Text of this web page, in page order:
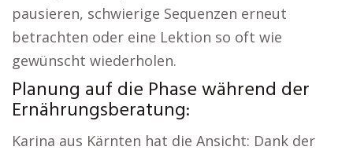
pausieren, schwierige Sequenzen erneut
betrachten oder eine Lektion so oft wie
gewünscht wiederholen.
Planung auf die Phase während der
Ernährungsberatung:
Karina aus Kärnten hat die Ansicht: Dank der